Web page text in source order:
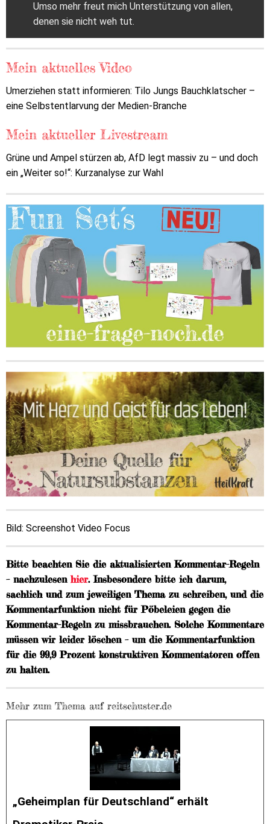
Umso mehr freut mich Unterstützung von allen,
denen sie nicht weh tut.
Mein aktuelles Video
Umerziehen statt informieren: Tilo Jungs Bauchklatscher –
eine Selbstentlarvung der Medien-Branche
Mein aktueller Livestream
Grüne und Ampel stürzen ab, AfD legt massiv zu – und doch
ein „Weiter so!“: Kurzanalyse zur Wahl
Bild: Screenshot Video Focus
Bitte beachten Sie die aktualisierten Kommentar-Regeln
– nachzulesenhier. Insbesondere bitte ich darum,
sachlich und zum jeweiligen Thema zu schreiben, und die
Kommentarfunktion nicht für Pöbeleien gegen die
Kommentar-Regeln zu missbrauchen. Solche Kommentare
müssen wir leider löschen – um die Kommentarfunktion
für die 99,9 Prozent konstruktiven Kommentatoren offen
zu halten.
Mehr zum Thema auf reitschuster.de
„Geheimplan für Deutschland“ erhält